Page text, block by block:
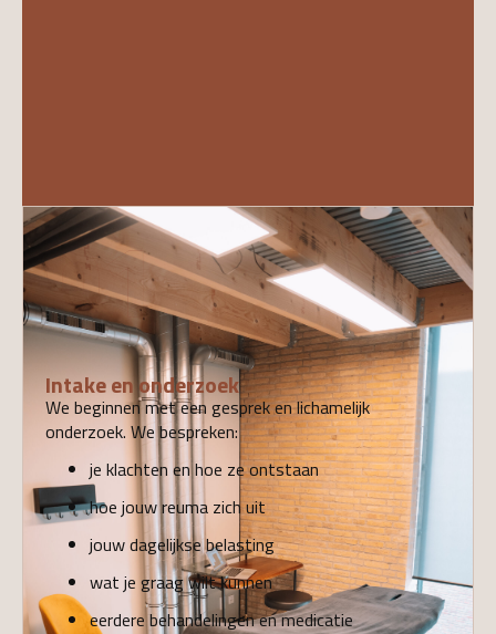
01
Intake en onderzoek
We beginnen met een gesprek en lichamelijk
onderzoek. We bespreken:
je klachten en hoe ze ontstaan
hoe jouw reuma zich uit
jouw dagelijkse belasting
wat je graag wilt kunnen
eerdere behandelingen en medicatie